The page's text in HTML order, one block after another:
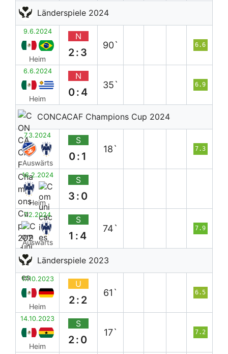
Länderspiele 2024
9.6.2024
Heim
N
2:3
90` 6.6
6.6.2024
Heim
N
0:4
35` 6.9
CONCACAF Champions Cup 2024
7.3.2024
Auswärts
S
0:1
18` 7.3
16.2.2024
Heim
S
3:0
7.2.2024
Auswärts
S
1:4
74` 7.9
Länderspiele 2023
17.10.2023
Heim
U
2:2
61` 6.5
14.10.2023
Heim
S
2:0
17` 7.2